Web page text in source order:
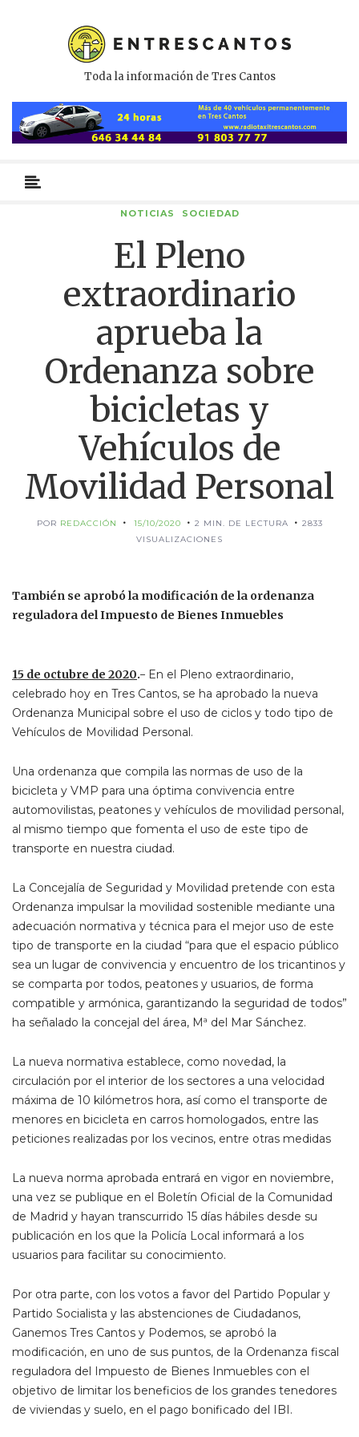
Toda la información de Tres Cantos
primario
NOTICIAS SOCIEDAD
El Pleno
extraordinario
aprueba la
Ordenanza sobre
bicicletas y
Vehículos de
Movilidad Personal
POR REDACCIÓN 15/10/2020 2 MIN. DE LECTURA
2833
VISUALIZACIONES
También se aprobó la modificación de la ordenanza
reguladora del Impuesto de Bienes Inmuebles
15 de octubre de 2020.- En el Pleno extraordinario,
celebrado hoy en Tres Cantos, se ha aprobado la nueva
Ordenanza Municipal sobre el uso de ciclos y todo tipo de
Vehículos de Movilidad Personal.
Una ordenanza que compila las normas de uso de la
bicicleta y VMP para una óptima convivencia entre
automovilistas, peatones y vehículos de movilidad personal,
al mismo tiempo que fomenta el uso de este tipo de
transporte en nuestra ciudad.
La Concejalía de Seguridad y Movilidad pretende con esta
Ordenanza impulsar la movilidad sostenible mediante una
adecuación normativa y técnica para el mejor uso de este
tipo de transporte en la ciudad “para que el espacio público
sea un lugar de convivencia y encuentro de los tricantinos y
se comparta por todos, peatones y usuarios, de forma
compatible y armónica, garantizando la seguridad de todos”
ha señalado la concejal del área, Mª del Mar Sánchez.
La nueva normativa establece, como novedad, la
circulación por el interior de los sectores a una velocidad
máxima de 10 kilómetros hora, así como el transporte de
menores en bicicleta en carros homologados, entre las
peticiones realizadas por los vecinos, entre otras medidas
La nueva norma aprobada entrará en vigor en noviembre,
una vez se publique en el Boletín Oficial de la Comunidad
de Madrid y hayan transcurrido 15 días hábiles desde su
publicación en los que la Policía Local informará a los
usuarios para facilitar su conocimiento.
Por otra parte, con los votos a favor del Partido Popular y
Partido Socialista y las abstenciones de Ciudadanos,
Ganemos Tres Cantos y Podemos, se aprobó la
modificación, en uno de sus puntos, de la Ordenanza fiscal
reguladora del Impuesto de Bienes Inmuebles con el
objetivo de limitar los beneficios de los grandes tenedores
de viviendas y suelo, en el pago bonificado del IBI.